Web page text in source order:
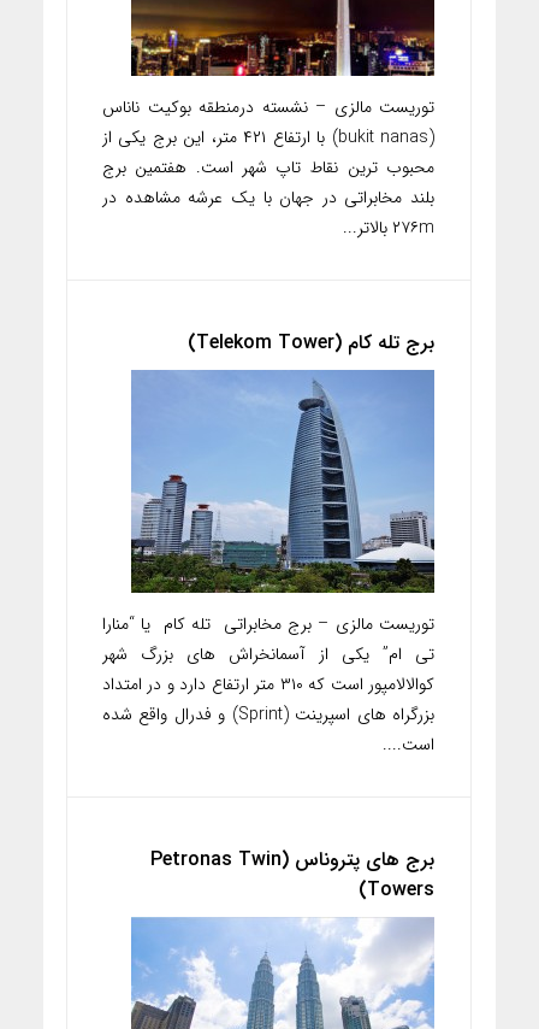
توریست مالزی – نشسته درمنطقه بوکیت ناناس
(bukit nanas) با ارتفاع ۴۲۱ متر، این برج یکی از
محبوب ترین نقاط تاپ شهر است. هفتمین برج
بلند مخابراتی در جهان با یک عرشه مشاهده در
۲۷۶m بالاتر...
برج تله کام (Telekom Tower)
توریست مالزی – برج مخابراتی تله کام یا “منارا
تی ام” یکی از آسمانخراش های بزرگ شهر
کوالالامپور است که ۳۱۰ متر ارتفاع دارد و در امتداد
بزرگراه های اسپرینت (Sprint) و فدرال واقع شده
است....
برج های پتروناس (Petronas Twin
Towers)